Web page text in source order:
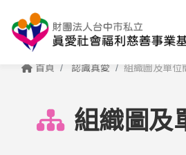
首頁 認識真愛 組織圖及單位
組織圖及